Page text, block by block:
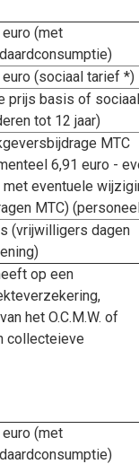
(met
euro (sociaal tarief *)
prijs basis of
tot 12 jaar)
MTC
6,91 euro -
met eventuele
MTC)
(vrijwilligers dagen
op een
het O.C.M.W. of
collecteieve
(met